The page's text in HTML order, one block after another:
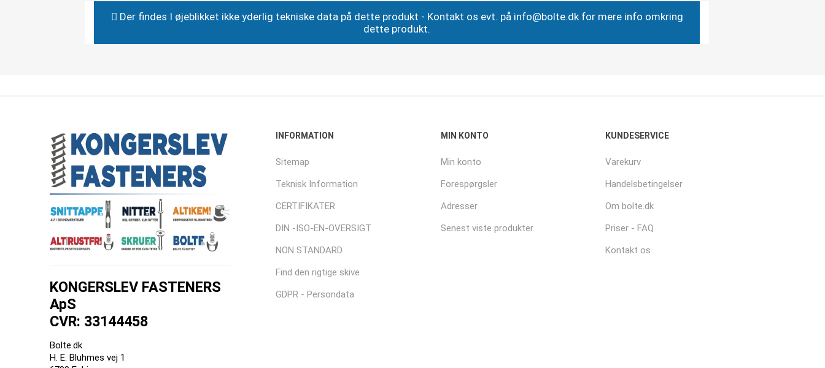
Der findes I øjeblikket ikke yderlig tekniske data på dette produkt - Kontakt os evt. på info@bolte.dk for mere info omkring
dette produkt.
KONGERSLEV FASTENERS
ApS
CVR: 33144458
Bolte.dk
H. E. Bluhmes vej 1
INFORMATION
Sitemap
Teknisk Information
CERTIFIKATER
DIN -ISO-EN-OVERSIGT
NON STANDARD
Find den rigtige skive
GDPR - Persondata
MIN KONTO
Min konto
Forespørgsler
Adresser
Senest viste produkter
KUNDESERVICE
Varekurv
Handelsbetingelser
Om bolte.dk
Priser - FAQ
Kontakt os